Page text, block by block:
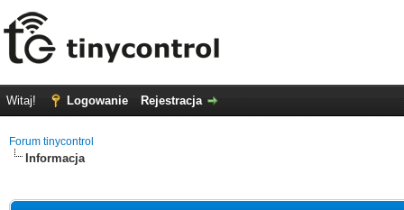
Witaj! Logowanie Rejestracja
Forum tinycontrol
Informacja